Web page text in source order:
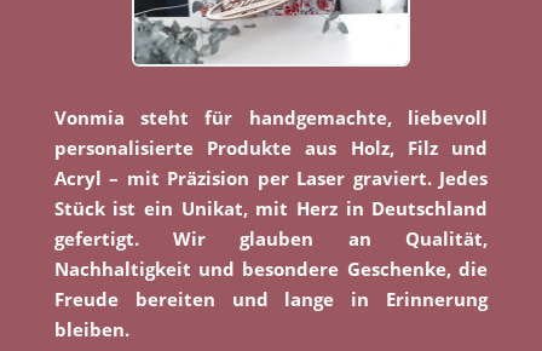
Vonmia steht für handgemachte, liebevoll
personalisierte Produkte aus Holz, Filz und
Acryl – mit Präzision per Laser graviert. Jedes
Stück ist ein Unikat, mit Herz in Deutschland
gefertigt. Wir glauben an Qualität,
Nachhaltigkeit und besondere Geschenke, die
Freude bereiten und lange in Erinnerung
bleiben.